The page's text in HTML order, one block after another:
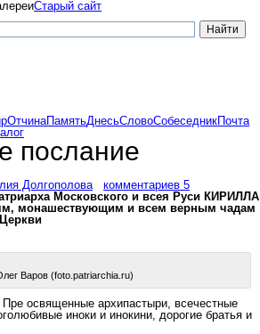
Старый сайт
ОтчинаПамятьДнесьСловоСобеседникПочта
послание
Долгополова
комментариев 5
Московского и всея Руси КИРИЛЛА
монашествующим и всем верным чадам
Варов (foto.patriarchia.ru)
освященные архипастыри, всечестные
иноки и инокини, дорогие братья и